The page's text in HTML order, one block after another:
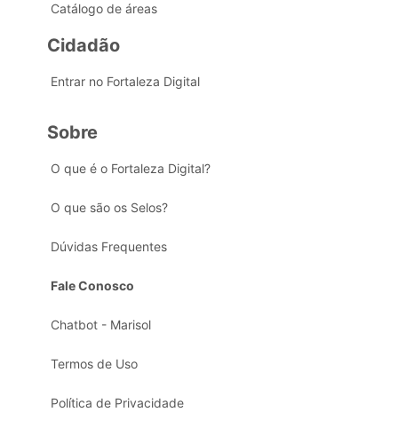
Catálogo de áreas
Cidadão
Entrar no Fortaleza Digital
Sobre
O que é o Fortaleza Digital?
O que são os Selos?
Dúvidas Frequentes
Fale Conosco
Chatbot - Marisol
Termos de Uso
Política de Privacidade